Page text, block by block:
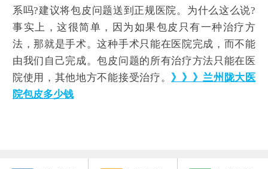
系吗?建议将包皮问题送到正规医院。为什么这么说?
事实上，这很简单，因为如果包皮只有一种治疗方
法，那就是手术。这种手术只能在医院完成，而不能
由我们自己完成。包皮问题的所有治疗方法只能在医
院使用，其他地方不能接受治疗。 》》》兰州陇大医
院包皮多少钱